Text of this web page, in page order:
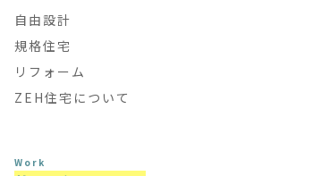
自由設計
規格住宅
リフォーム
ZEH住宅について
Work